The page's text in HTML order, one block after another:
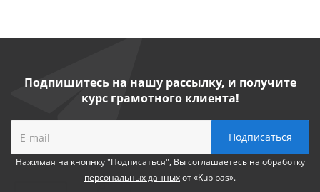
Подпишитесь на нашу рассылку, и получите
курс грамотного клиента!
Нажимая на кнопнку "Подписаться", Вы соглашаетесь на обработку
персональных данныхот «Kupibas».